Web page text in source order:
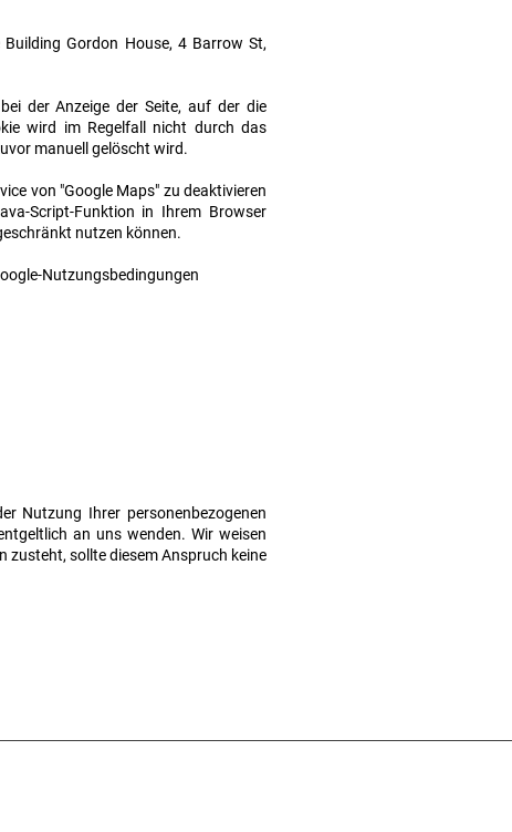
Gordon House, 4 Barrow St,
der Anzeige der Seite, auf der die
wird im Regelfall nicht durch das
manuell gelöscht wird.
von "Google Maps" zu deaktivieren
Script-Funktion in Ihrem Browser
nutzen können.
Nutzungsbedingungen
Nutzung Ihrer personenbezogenen
an uns wenden. Wir weisen
zusteht, sollte diesem Anspruch keine